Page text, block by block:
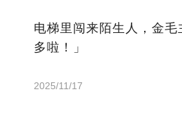
电梯里闯来陌生人，金
多啦！」
2025/11/17